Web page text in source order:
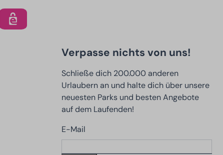
Verpasse nichts von uns!
Schließe dich 200.000 anderen
Urlaubern an und halte dich über unsere
neuesten Parks und besten Angebote
auf dem Laufenden!
E-Mail